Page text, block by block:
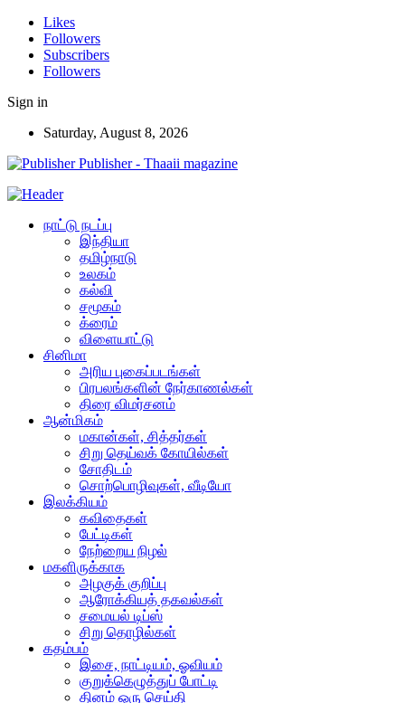
Likes
Followers
Subscribers
Followers
Sign in
Saturday, August 8, 2026
Publisher - Thaaii magazine
நாட்டு நடப்பு
இந்தியா
தமிழ்நாடு
உலகம்
கல்வி
சமூகம்
க்ரைம்
விளையாட்டு
சினிமா
அரிய புகைப்படங்கள்
பிரபலங்களின் நேர்காணல்கள்
திரை விமர்சனம்
ஆன்மிகம்
மகான்கள், சித்தர்கள்
சிறு தெய்வக் கோயில்கள்
சோதிடம்
சொற்பொழிவுகள், வீடியோ
இலக்கியம்
கவிதைகள்
பேட்டிகள்
நேற்றைய நிழல்
மகளிருக்காக
அழகுக் குறிப்பு
ஆரோக்கியத் தகவல்கள்
சமையல் டிப்ஸ்
சிறு தொழில்கள்
கதம்பம்
இசை, நாட்டியம், ஓவியம்
குறுக்கெழுத்துப் போட்டி
தினம் ஒரு செய்தி